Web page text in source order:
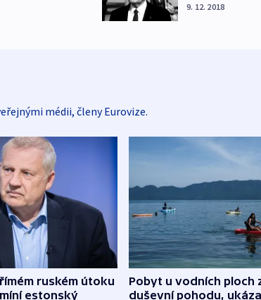
9. 12. 2018
médii, členy Eurovize.
ruském útoku
estonský
Pobyt u vodních ploch
duševní pohodu,